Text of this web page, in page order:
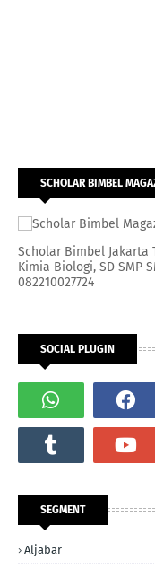
SCHOLAR BIMBEL
Scholar Bimbel Jakarta
Kimia Biologi, SD SMP
082210027724
SOCIAL PLUGIN
SEGMENT
Aljabar